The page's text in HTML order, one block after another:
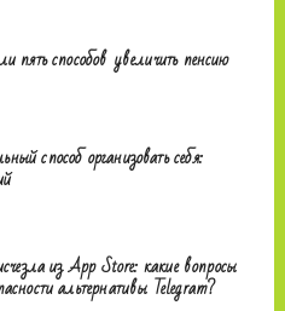
пять способов увеличить пенсию
способ организовать себя:
из App Store: какие вопросы
альтернативы Telegram?